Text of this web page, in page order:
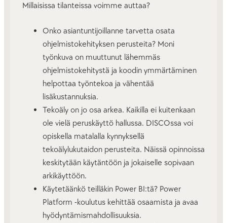
Millaisissa tilanteissa voimme auttaa?
Onko asiantuntijoillanne tarvetta osata
ohjelmistokehityksen perusteita? Moni
työnkuva on muuttunut lähemmäs
ohjelmistokehitystä ja koodin ymmärtäminen
helpottaa työntekoa ja vähentää
lisäkustannuksia.
Tekoäly on jo osa arkea. Kaikilla ei kuitenkaan
ole vielä peruskäyttö hallussa. DISCOssa voi
opiskella matalalla kynnyksellä
tekoälylukutaidon perusteita. Näissä opinnoissa
keskitytään käytäntöön ja jokaiselle sopivaan
arkikäyttöön.
Käytetäänkö teilläkin Power BI:tä? Power
Platform -koulutus kehittää osaamista ja avaa
hyödyntämismahdollisuuksia.